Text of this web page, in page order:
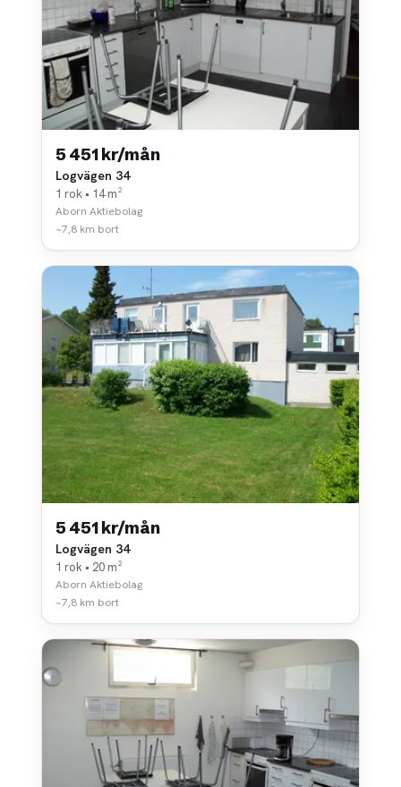
5 451 kr/mån
Logvägen 34
1 rok • 14 m²
Aborn Aktiebolag
~7,8 km bort
5 451 kr/mån
Logvägen 34
1 rok • 20 m²
Aborn Aktiebolag
~7,8 km bort